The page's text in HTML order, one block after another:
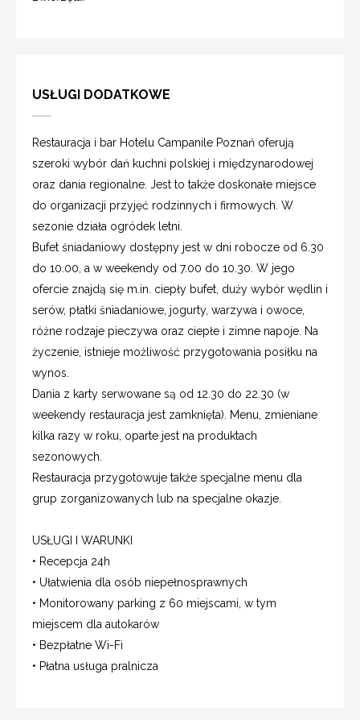
USŁUGI DODATKOWE
Restauracja i bar Hotelu Campanile Poznań oferują
szeroki wybór dań kuchni polskiej i międzynarodowej
oraz dania regionalne. Jest to także doskonałe miejsce
do organizacji przyjęć rodzinnych i firmowych. W
sezonie działa ogródek letni.
Bufet śniadaniowy dostępny jest w dni robocze od 6.30
do 10.00, a w weekendy od 7.00 do 10.30. W jego
ofercie znajdą się m.in. ciepły bufet, duży wybór wędlin i
serów, płatki śniadaniowe, jogurty, warzywa i owoce,
różne rodzaje pieczywa oraz ciepłe i zimne napoje. Na
życzenie, istnieje możliwość przygotowania posiłku na
wynos.
Dania z karty serwowane są od 12.30 do 22.30 (w
weekendy restauracja jest zamknięta). Menu, zmieniane
kilka razy w roku, oparte jest na produktach
sezonowych.
Restauracja przygotowuje także specjalne menu dla
grup zorganizowanych lub na specjalne okazje.
USŁUGI I WARUNKI
• Recepcja 24h
• Ułatwienia dla osób niepełnosprawnych
• Monitorowany parking z 60 miejscami, w tym
miejscem dla autokarów
• Bezpłatne Wi-Fi
• Płatna usługa pralnicza